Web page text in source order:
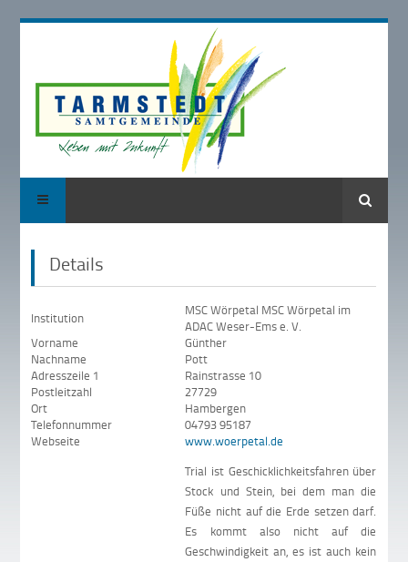
Suche
Details
Institution
MSC Wörpetal MSC Wörpetal im
ADAC Weser-Ems e. V.
Vorname
Günther
Nachname
Pott
Adresszeile 1
Rainstrasse 10
Postleitzahl
27729
Ort
Hambergen
Telefonnummer
04793 95187
Webseite
www.woerpetal.de
Trial ist Geschicklichkeitsfahren über
Stock und Stein, bei dem man die
Füße nicht auf die Erde setzen darf.
Es kommt also nicht auf die
Geschwindigkeit an, es ist auch kein